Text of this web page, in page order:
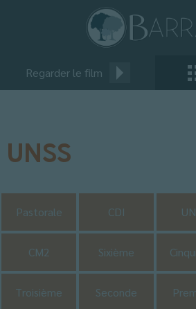
Regarder le film
UNSS
Pastorale CDI
CM2 Sixième
Troisième Seconde